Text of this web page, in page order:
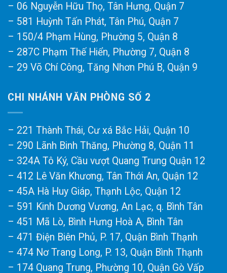
– 06 Nguyễn Hữu Thọ, Tân Hưng, Quận 7
– 581 Huỳnh Tấn Phát, Tân Phú, Quận 7
– 150/4 Phạm Hùng, Phường 5, Quận 8
– 287C Phạm Thế Hiển, Phường 7, Quận 8
– 29 Võ Chí Công, Tăng Nhơn Phú B, Quận 9
CHI NHÁNH VĂN PHÒNG SỐ 2
– 221 Thành Thái, Cư xá Bắc Hải, Quận 10
– 290 Lãnh Binh Thăng, Phường 8, Quận 11
– 324A Tô Ký, Cầu vượt Quang Trung Quận 12
– 412 Lê Văn Khương, Tân Thới An, Quận 12
– 45A Hà Huy Giáp, Thạnh Lộc, Quận 12
– 591 Kinh Dương Vương, An Lạc, q. Bình Tân
– 451 Mã Lò, Bình Hưng Hoà A, Bình Tân
– 471 Điện Biên Phủ, P. 17, Quận Bình Thạnh
– 474 Nơ Trang Long, P. 13, Quận Bình Thạnh
– 174 Quang Trung, Phường 10, Quận Gò Vấp